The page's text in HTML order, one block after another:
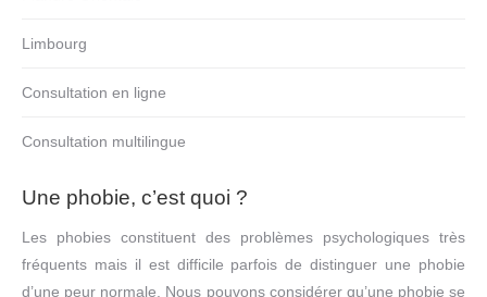
Limbourg
Consultation en ligne
Consultation multilingue
Une phobie, c’est quoi ?
Les phobies constituent des problèmes psychologiques très
fréquents mais il est difficile parfois de distinguer une phobie
d’une peur normale. Nous pouvons considérer qu’une phobie se